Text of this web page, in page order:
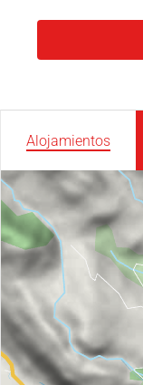
Alojamientos